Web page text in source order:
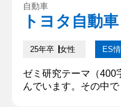
れた経験は、「留学
のサインプレーを導
自動車
トヨタ自動車
25年卒 女性 ES
ゼミ研究テーマ（400
んでいます。その中